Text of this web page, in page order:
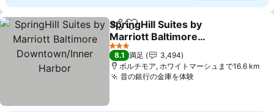
シェアお気に入りに追加
SpringHill Suites by
Marriott Baltimore
Downtown/Inner Harbor
料金を表示
3 ホテルのランク
8.1 満足
3,494
ボルチモア, ホワイトマーシュまで16.6 km
昔の銀行の金庫を体験料金を表示